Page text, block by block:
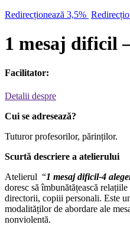
Redirecționează 3,5%
1 mesaj dificil
Facilitator:
Detalii despre
Cui se adresează?
Tuturor profesorilor, părinților.
Scurtă descriere a atelierului
Atelierul “1 mesaj dificil-4
doresc să îmbunătățească
directorii, copiii personali. Este
modalităților de abordare ale
nonviolentă.